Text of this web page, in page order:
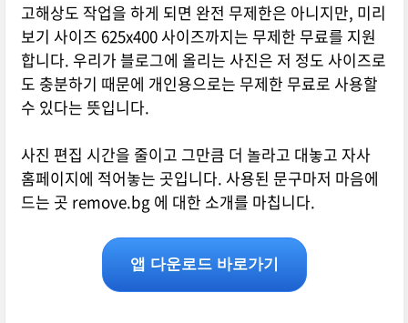
고해상도 작업을 하게 되면 완전 무제한은 아니지만, 미리
보기 사이즈 625x400 사이즈까지는 무제한 무료를 지원
합니다. 우리가 블로그에 올리는 사진은 저 정도 사이즈로
도 충분하기 때문에 개인용으로는 무제한 무료로 사용할
수 있다는 뜻입니다.
사진 편집 시간을 줄이고 그만큼 더 놀라고 대놓고 자사
홈페이지에 적어놓는 곳입니다. 사용된 문구마저 마음에
드는 곳 remove.bg 에 대한 소개를 마칩니다.
앱 다운로드 바로가기